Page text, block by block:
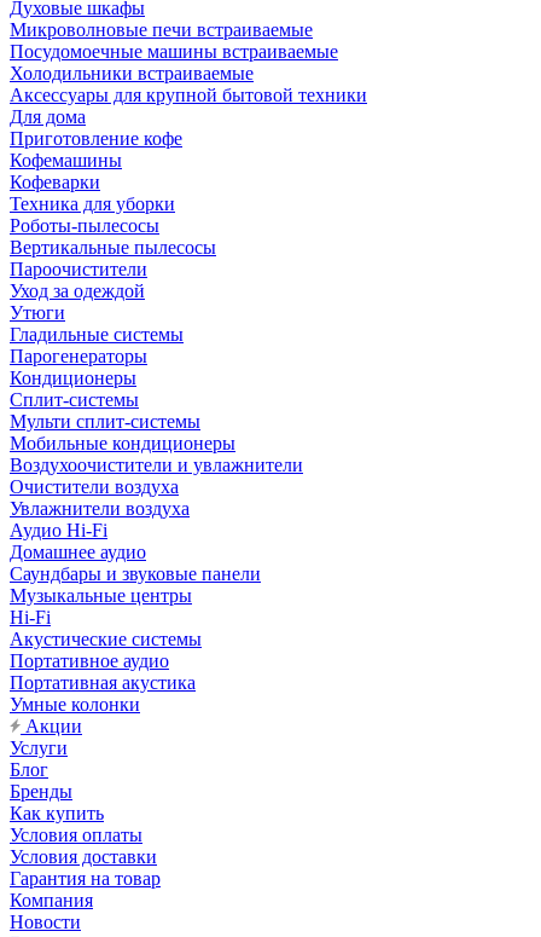
Духовые шкафы
Микроволновые печи встраиваемые
Посудомоечные машины встраиваемые
Холодильники встраиваемые
Аксессуары для крупной бытовой техники
Для дома
Приготовление кофе
Кофемашины
Кофеварки
Техника для уборки
Роботы-пылесосы
Вертикальные пылесосы
Пароочистители
Уход за одеждой
Утюги
Гладильные системы
Парогенераторы
Кондиционеры
Сплит-системы
Мульти сплит-системы
Мобильные кондиционеры
Воздухоочистители и увлажнители
Очистители воздуха
Увлажнители воздуха
Аудио Hi-Fi
Домашнее аудио
Саундбары и звуковые панели
Музыкальные центры
Hi-Fi
Акустические системы
Портативное аудио
Портативная акустика
Умные колонки
Акции
Услуги
Блог
Бренды
Как купить
Условия оплаты
Условия доставки
Гарантия на товар
Компания
Новости